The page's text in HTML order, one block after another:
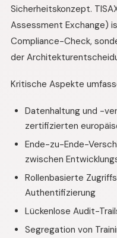
Sicherheitskonzept.
Assessment Exchange)
Compliance-Check,
der
Kritische Aspekte
Datenhaltung und -
zertifizierten
Ende-zu-Ende-
zwischen
Rollenbasierte
Authentifizierung
Lückenlose Audit-
Segregation von